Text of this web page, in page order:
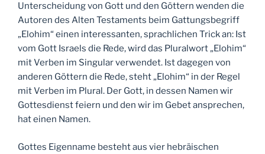
Unterscheidung von Gott und den Göttern wenden die
Autoren des Alten Testaments beim Gattungsbegriff
„Elohim“ einen interessanten, sprachlichen Trick an: Ist
vom Gott Israels die Rede, wird das Pluralwort „Elohim“
mit Verben im Singular verwendet. Ist dagegen von
anderen Göttern die Rede, steht „Elohim“ in der Regel
mit Verben im Plural. Der Gott, in dessen Namen wir
Gottesdienst feiern und den wir im Gebet ansprechen,
hat einen Namen.
Gottes Eigenname besteht aus vier hebräischen